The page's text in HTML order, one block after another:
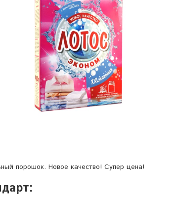
порошок. Новое качество! Супер цена!